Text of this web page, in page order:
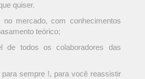
quiser.
no mercado, com conhecimentos
teórico;
de todos os colaboradores das
para sempre !, para você reassistir